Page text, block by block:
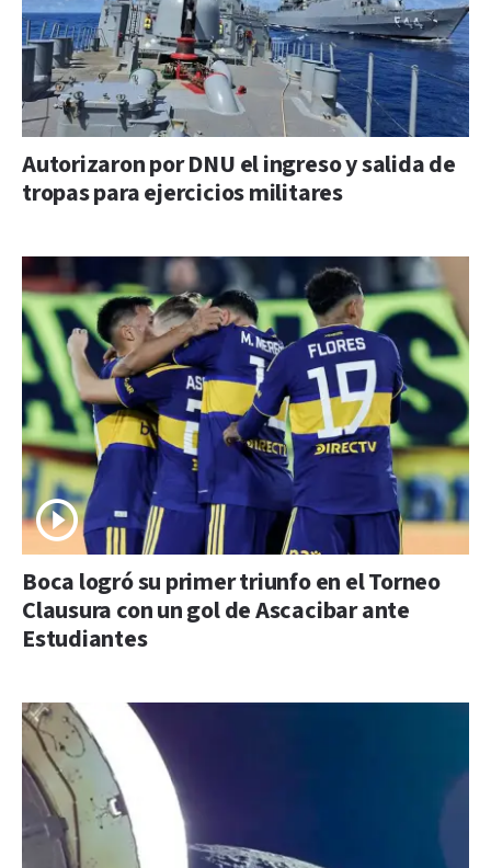
Autorizaron por DNU el ingreso y salida de
tropas para ejercicios militares
Boca logró su primer triunfo en el Torneo
Clausura con un gol de Ascacibar ante
Estudiantes